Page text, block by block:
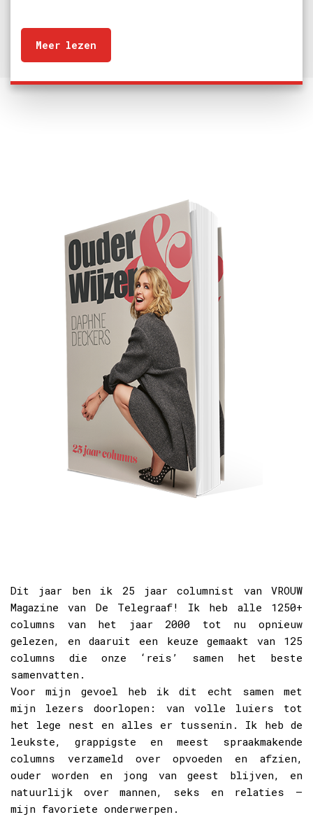
Meer lezen
Dit jaar ben ik 25 jaar columnist van VROUW
Magazine van De Telegraaf! Ik heb alle 1250+
columns van het jaar 2000 tot nu opnieuw
gelezen, en daaruit een keuze gemaakt van 125
columns die onze ‘reis’ samen het beste
samenvatten.
Voor mijn gevoel heb ik dit echt samen met
mijn lezers doorlopen: van volle luiers tot
het lege nest en alles er tussenin. Ik heb de
leukste, grappigste en meest spraakmakende
columns verzameld over opvoeden en afzien,
ouder worden en jong van geest blijven, en
natuurlijk over mannen, seks en relaties –
mijn favoriete onderwerpen.